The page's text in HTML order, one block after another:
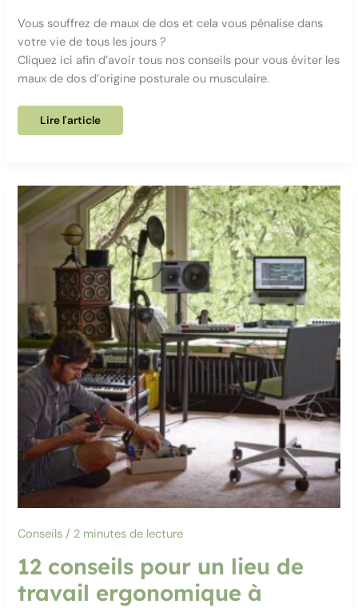
Vous souffrez de maux de dos et cela vous pénalise dans
votre vie de tous les jours ?
Cliquez ici afin d’avoir tous nos conseils pour vous éviter les
maux de dos d’origine posturale ou musculaire.
Comment
le
bureau
??
Lire l'article
Conseils / 2 minutes de lecture
12 conseils pour un lieu de
travail ergonomique à